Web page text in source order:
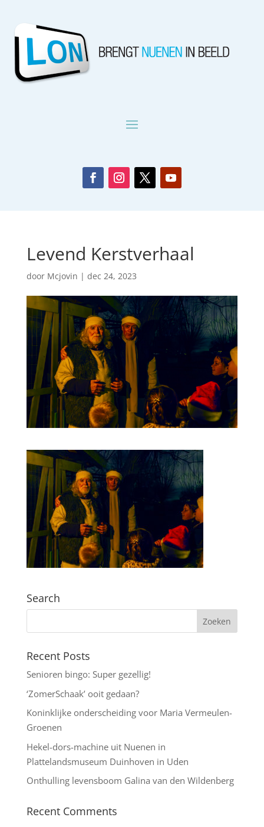
Levend Kerstverhaal
door Mcjovin | dec 24, 2023
Search
Recent Posts
Senioren bingo: Super gezellig!
‘ZomerSchaak’ ooit gedaan?
Koninklijke onderscheiding voor Maria Vermeulen-
Groenen
Hekel-dors-machine uit Nuenen in
Plattelandsmuseum Duinhoven in Uden
Onthulling levensboom Galina van den Wildenberg
Recent Comments